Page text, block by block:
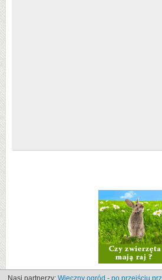
Nasi partnerzy: Wieczny ogród - po przejściu